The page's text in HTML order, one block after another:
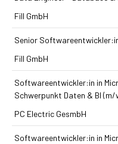
Fill GmbH
Senior
Fill GmbH
Softwareentwickler:in in
Schwerpunkt Daten & BI
PC Electric GesmbH
Softwareentwickler:in in